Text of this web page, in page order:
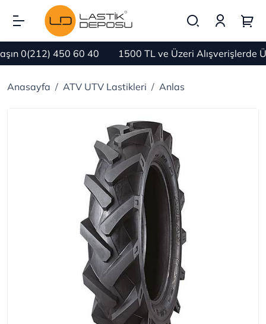
0(212) 450 60 40 1500 TL ve Üzeri Alışverişlerde
Anasayfa ATV UTV Lastikleri Anlas